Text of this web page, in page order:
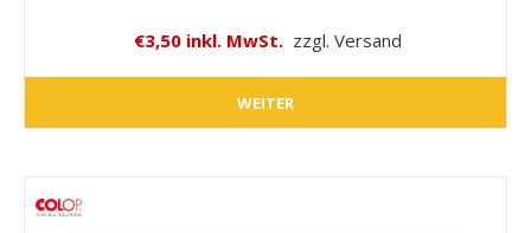
€3,50 inkl. MwSt. zzgl. Versand
WEITER